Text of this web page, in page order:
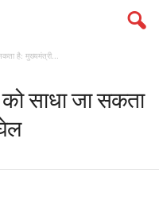
है: मुख्यमंत्री...
को साधा जा सकता